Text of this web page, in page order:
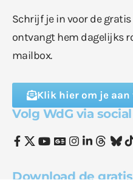
Schrijf je in voor de gratis
ontvangt hem dagelijks
mailbox.
Klik hier om je aan
Volg WdG via
Download de